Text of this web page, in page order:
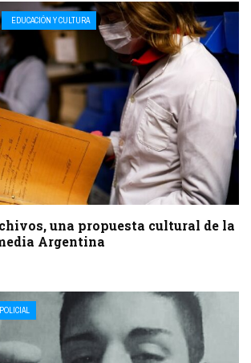
EDUCACIÓN Y CULTURA
una propuesta cultural de la
Argentina